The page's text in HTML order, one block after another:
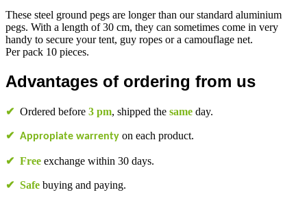
These steel ground pegs are longer than our standard aluminium
pegs. With a length of 30 cm, they can sometimes come in very
handy to secure your tent, guy ropes or a camouflage net.
Per pack 10 pieces.
Advantages of ordering from us
✔ Ordered before 3 pm, shipped the same day.
✔ Appropiate warrenty on each product.
✔ Free exchange within 30 days.
✔ Safe buying and paying.